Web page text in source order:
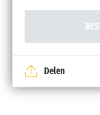
Delen